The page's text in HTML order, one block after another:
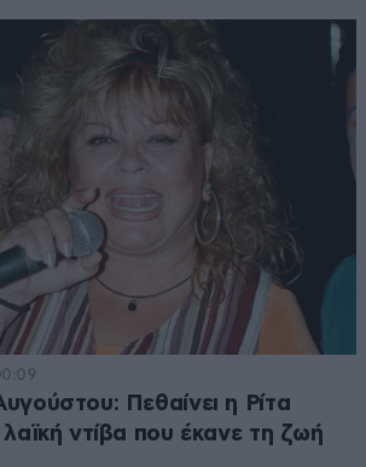
Πεθαίνει η Ρίτα
ντίβα που έκανε τη ζωή